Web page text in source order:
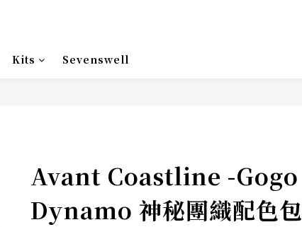
Kits Sevenswell
Avant Coastline -Gogo
Dynamo 神秘團織配色包